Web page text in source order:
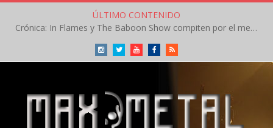
ÚLTIMO CONTENIDO
Crónica: In Flames y The Baboon Show compiten por el mejor concierto del día en el Leyendas del Rock – Viernes – Agosto 2026
InstagramTwitterYoutubeFacebookRSS